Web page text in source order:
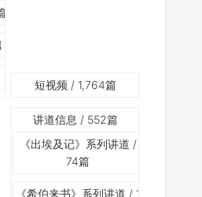
短视频 / 1,764篇
讲道信息 / 552篇
《出埃及记》系列讲道 /
74篇
《希伯来书》系列讲道 / 1